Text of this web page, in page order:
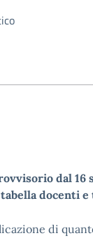
dal 16
docenti e
di